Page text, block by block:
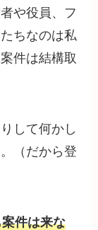
や役員、フ
ちなのは私
件は結構取
して何かし
（だから登
件は来な